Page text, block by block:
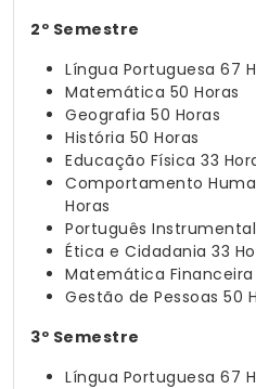
2º Semestre
Língua Portuguesa 67
Matemática 50 Horas
Geografia 50 Horas
História 50 Horas
Educação Física 33
Comportamento
Horas
Português Instrumental
Ética e Cidadania 33
Matemática Financeira
Gestão de Pessoas 50
3º Semestre
Língua Portuguesa 67